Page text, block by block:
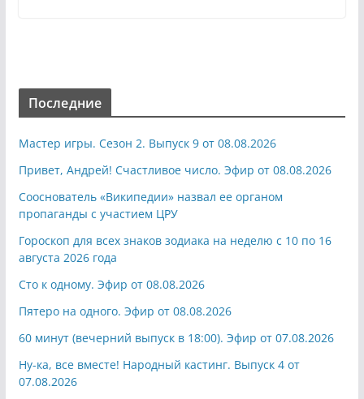
Последние
Мастер игры. Сезон 2. Выпуск 9 от 08.08.2026
Привет, Андрей! Счастливое число. Эфир от 08.08.2026
Сооснователь «Википедии» назвал ее органом
пропаганды с участием ЦРУ
Гороскоп для всех знаков зодиака на неделю с 10 по 16
августа 2026 года
Сто к одному. Эфир от 08.08.2026
Пятеро на одного. Эфир от 08.08.2026
60 минут (вечерний выпуск в 18:00). Эфир от 07.08.2026
Ну-ка, все вместе! Народный кастинг. Выпуск 4 от
07.08.2026